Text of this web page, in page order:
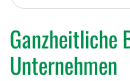
Ganzheitliche
Unternehmen